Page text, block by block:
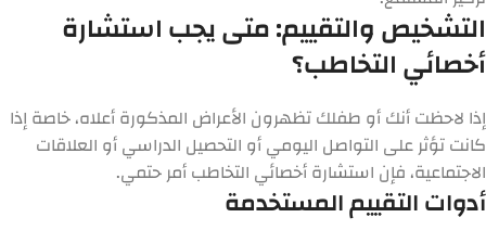
التشخيص والتقييم: متى يجب استشارة
أخصائي التخاطب؟
إذا لاحظت أنك أو طفلك تظهرون الأعراض المذكورة أعلاه، خاصة إذا
كانت تؤثر على التواصل اليومي أو التحصيل الدراسي أو العلاقات
الاجتماعية، فإن استشارة أخصائي التخاطب أمر حتمي.
أدوات التقييم المستخدمة